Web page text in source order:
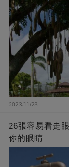
2023/11/23
26張容易看走
你的眼睛